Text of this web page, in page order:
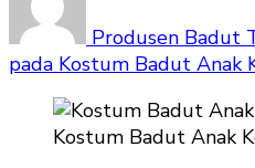
Produsen Badut
pada Kostum Badut Anak
Kostum Badut Anak